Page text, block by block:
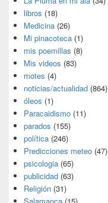
libros (18)
Medicina (26)
Mi pinacoteca (1)
mis poemillas (8)
Mis videos (83)
motes (4)
noticias/actualidad (864)
óleos (1)
Paracaidismo (11)
parados (155)
política (246)
Predicciones meteo (47)
psicologia (65)
publicidad (63)
Religión (31)